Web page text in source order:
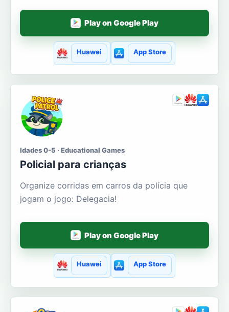
Play on Google Play
Huawei App Store
Idades 0-5 · Educational Games
Policial para crianças
Organize corridas em carros da polícia que
jogam o jogo: Delegacia!
Play on Google Play
Huawei App Store